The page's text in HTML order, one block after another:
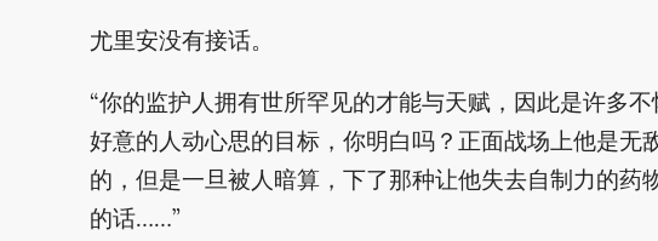
尤里安没有接话。
“你的监护人拥有世所罕见的才能与天赋，因此是许多
好意的人动心思的目标，你明白吗？正面战场上他是无
的，但是一旦被人暗算，下了那种让他失去自制力的药
的话……”